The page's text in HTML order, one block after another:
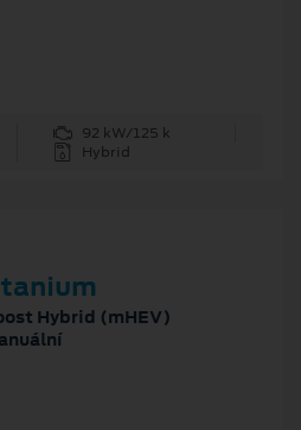
92 kW/125 k
Hybrid
Hybrid (mHEV)